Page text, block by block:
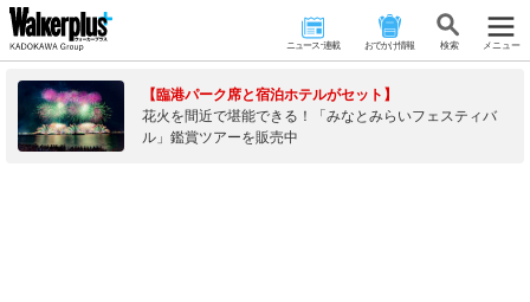
ニュース･連載 おでかけ情報 検 索 メニュー
【臨港パーク席と宿泊ホテルがセット】
花火を間近で堪能できる！「みなとみらいフェスティバ
ル」鑑賞ツアーを販売中